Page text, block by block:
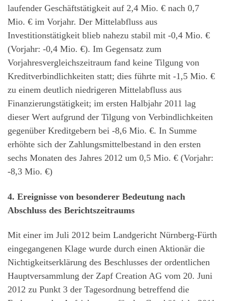
laufender Geschäftstätigkeit auf 2,4 Mio. € nach 0,7
Mio. € im Vorjahr. Der Mittelabfluss aus
Investitionstätigkeit blieb nahezu stabil mit -0,4 Mio. €
(Vorjahr: -0,4 Mio. €). Im Gegensatz zum
Vorjahresvergleichszeitraum fand keine Tilgung von
Kreditverbindlichkeiten statt; dies führte mit -1,5 Mio. €
zu einem deutlich niedrigeren Mittelabfluss aus
Finanzierungstätigkeit; im ersten Halbjahr 2011 lag
dieser Wert aufgrund der Tilgung von Verbindlichkeiten
gegenüber Kreditgebern bei -8,6 Mio. €. In Summe
erhöhte sich der Zahlungsmittelbestand in den ersten
sechs Monaten des Jahres 2012 um 0,5 Mio. € (Vorjahr:
-8,3 Mio. €)
4. Ereignisse von besonderer Bedeutung nach
Abschluss des Berichtszeitraums
Mit einer im Juli 2012 beim Landgericht Nürnberg-Fürth
eingegangenen Klage wurde durch einen Aktionär die
Nichtigkeitserklärung des Beschlusses der ordentlichen
Hauptversammlung der Zapf Creation AG vom 20. Juni
2012 zu Punkt 3 der Tagesordnung betreffend die